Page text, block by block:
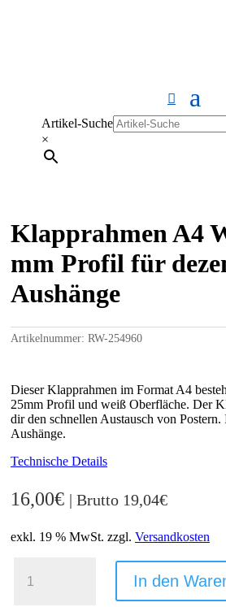
Artikel-Suche
×
Klapprahmen A4
mm Profil für
Aushänge
Artikelnummer: RW-254960
Dieser Klapprahmen im Format A4
25mm Profil und weiß Oberfläche. Der
dir den schnellen Austausch von Postern.
Aushänge.
Technische Details
16,00€ | Brutto 19,04€
exkl. 19 % MwSt. zzgl. Versandkosten
A4
In den